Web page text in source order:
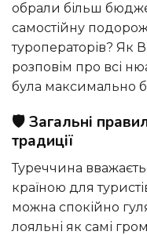
обрали більш
самостійну
туроператорів? Як
розповім про всі
була максимально
🛡️ Загальні
традиції
Туреччина вважається досить безпечною
країною для
можна спокійно
лояльні як самі